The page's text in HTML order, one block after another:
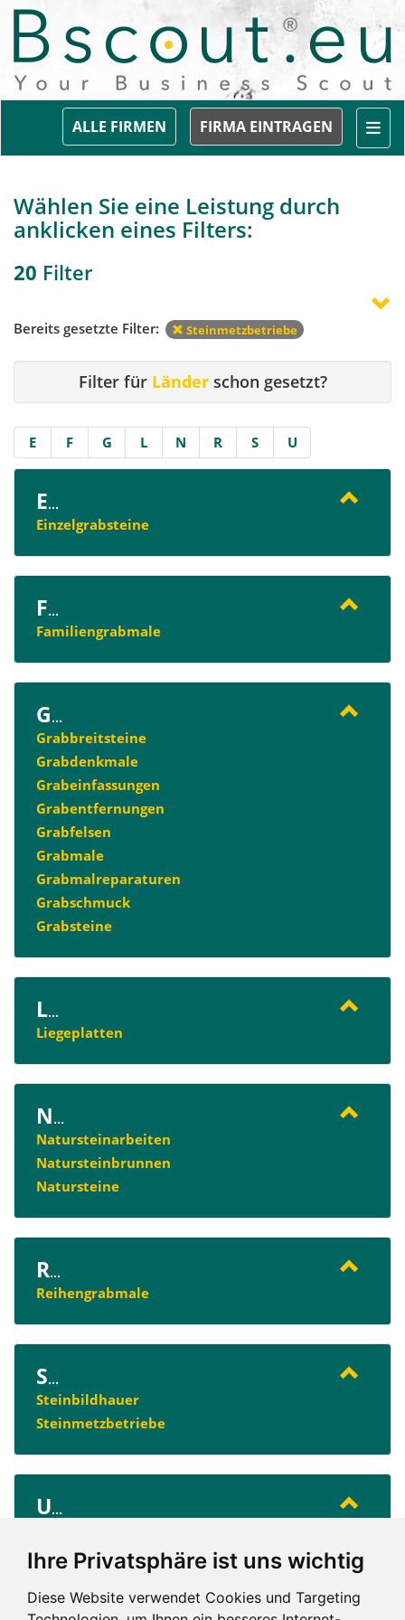
Ihre Privatsphäre ist uns wichtig
Diese Website verwendet Cookies und Targeting
FIRMA EINTRAGEN
ALLE FIRMEN
Wählen Sie eine Leistung durch
anklicken eines Filters:
20 Filter
Bereits gesetzte Filter: Steinmetzbetriebe
Filter für Länderschon gesetzt?
E F G L N R S U
E...
Einzelgrabsteine
F...
Familiengrabmale
G...
Grabbreitsteine
Grabdenkmale
Grabeinfassungen
Grabentfernungen
Grabfelsen
Grabmale
Grabmalreparaturen
Grabschmuck
Grabsteine
L...
Liegeplatten
N...
Natursteinarbeiten
Natursteinbrunnen
Natursteine
R...
Reihengrabmale
S...
Steinbildhauer
Steinmetzbetriebe
U...
Urnengrabmale